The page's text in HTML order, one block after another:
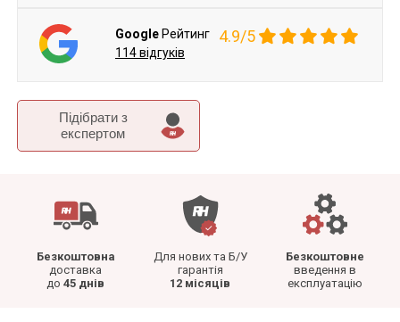
Підібрати з
експертом
Безкоштовна
доставка
до 45 днів
Для нових та Б/У
гарантія
12 місяців
Безкоштовне
введення в
експлуатацію
Google Рейтинг 4.9/5
114 відгуків